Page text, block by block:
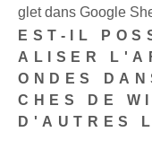
glet dans Google
EST-IL
ALISER
ONDES
CHES DE
D'AUTRES